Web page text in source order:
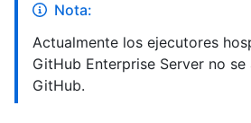
Nota:
Actualmente los ejecutores
GitHub Enterprise Server no se
GitHub.